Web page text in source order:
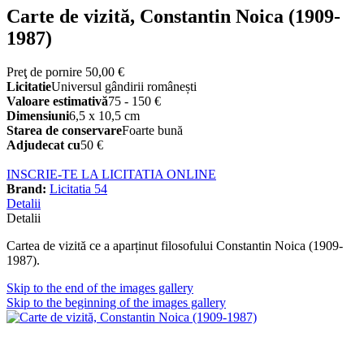
Carte de vizită, Constantin Noica (1909-
1987)
Preţ de pornire 50,00 €
LicitatieUniversul gândirii românești
Valoare estimativă75 - 150 €
Dimensiuni6,5 x 10,5 cm
Starea de conservareFoarte bună
Adjudecat cu50 €
INSCRIE-TE LA LICITATIA ONLINE
Brand: Licitatia 54
Detalii
Detalii
Cartea de vizită ce a aparținut filosofului Constantin Noica (1909-
1987).
Skip to the end of the images gallery
Skip to the beginning of the images gallery